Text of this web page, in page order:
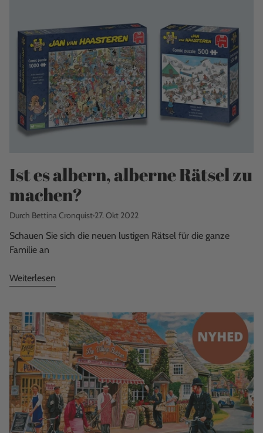
Ist es albern, alberne Rätsel zu
machen?
Durch Bettina Cronquist 27. Okt 2022
Schauen Sie sich die neuen lustigen Rätsel für die ganze
Familie an
Weiterlesen